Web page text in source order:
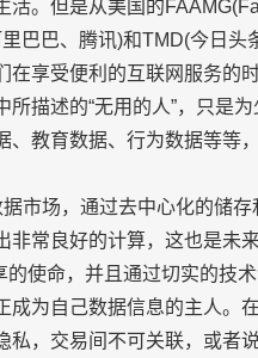
。但是从美国的
巴巴、腾讯)和TMD(今日头
享受便利的互联网服务的
描述的“无用的人”，只是为
教育数据、行为数据等等
市场，通过去中心化的储
常良好的计算，这也是未
使命，并且通过切实的技术
为自己数据信息的主人。
，交易间不可关联，或者